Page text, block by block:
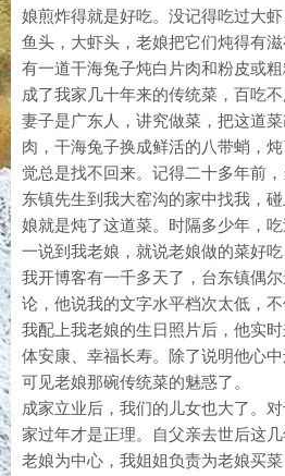
娘煎炸得就是好吃。没记得吃过大
鱼头，大虾头，老娘把它们炖得有滋
有一道干海兔子炖白片肉和粉皮或
成了我家几十年来的传统菜，百吃
妻子是广东人，讲究做菜，把这道
肉，干海兔子换成鲜活的八带蛸，
觉总是找不回来。记得二十多年前
东镇先生到我大窑沟的家中找我，
娘就是炖了这道菜。时隔多少年，
一说到我老娘，就说老娘做的菜好吃
我开博客有一千多天了，台东镇偶
论，他说我的文字水平档次太低，
我配上我老娘的生日照片后，他实
体安康、幸福长寿。除了说明他心
可见老娘那碗传统菜的魅惑了。
成家立业后，我们的儿女也大了。
家过年才是正理。自父亲去世后这
老娘为中心，我姐姐负责为老娘买